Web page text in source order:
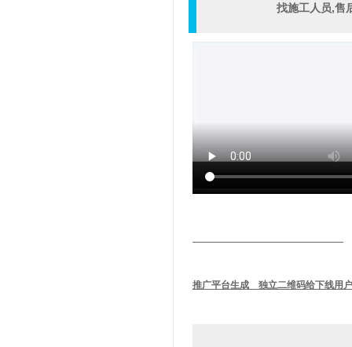
找施工人员,售后维
推广平台生成 独立二维码给下线用